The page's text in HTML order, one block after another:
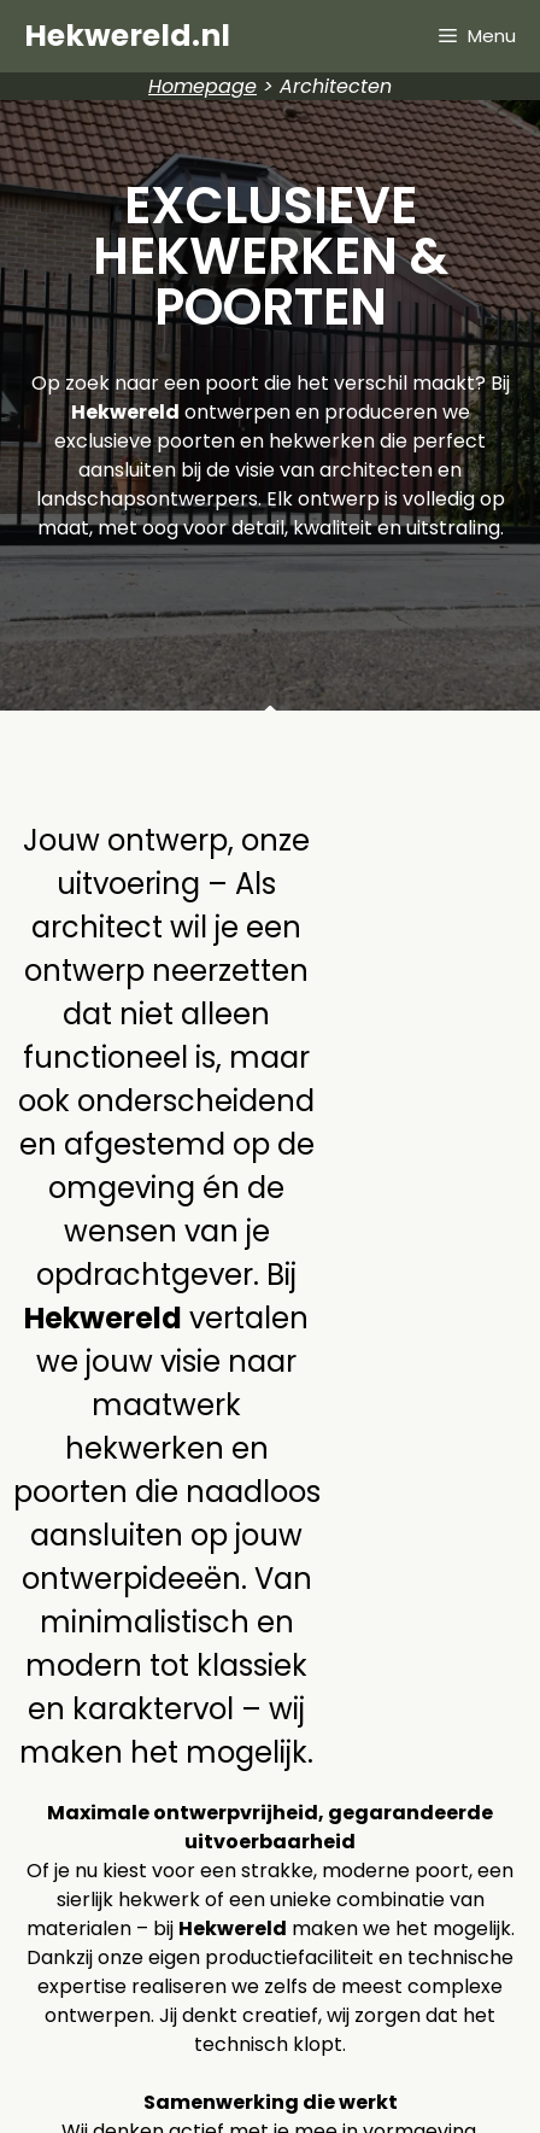
Hekwereld.nl Menu
Homepage > Architecten
EXCLUSIEVE
HEKWERKEN &
POORTEN
Op zoek naar een poort die het verschil maakt? Bij
Hekwereld ontwerpen en produceren we
exclusieve poorten en hekwerken die perfect
aansluiten bij de visie van architecten en
landschapsontwerpers. Elk ontwerp is volledig op
maat, met oog voor detail, kwaliteit en uitstraling.
Jouw ontwerp, onze
uitvoering – Als
architect wil je een
ontwerp neerzetten
dat niet alleen
functioneel is, maar
ook onderscheidend
en afgestemd op de
omgeving én de
wensen van je
opdrachtgever. Bij
Hekwereld vertalen
we jouw visie naar
maatwerk
hekwerken en
poorten die naadloos
aansluiten op jouw
ontwerpideeën. Van
minimalistisch en
modern tot klassiek
en karaktervol – wij
maken het mogelijk.
Maximale ontwerpvrijheid, gegarandeerde
uitvoerbaarheid
Of je nu kiest voor een strakke, moderne poort, een
sierlijk hekwerk of een unieke combinatie van
materialen – bij Hekwereld maken we het mogelijk.
Dankzij onze eigen productiefaciliteit en technische
expertise realiseren we zelfs de meest complexe
ontwerpen. Jij denkt creatief, wij zorgen dat het
technisch klopt.
Samenwerking die werkt